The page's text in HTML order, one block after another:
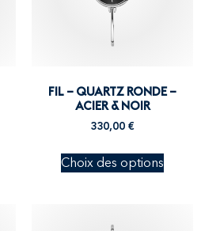
FIL – QUARTZ RONDE –
ACIER & NOIR
330,00 €
Choix des options